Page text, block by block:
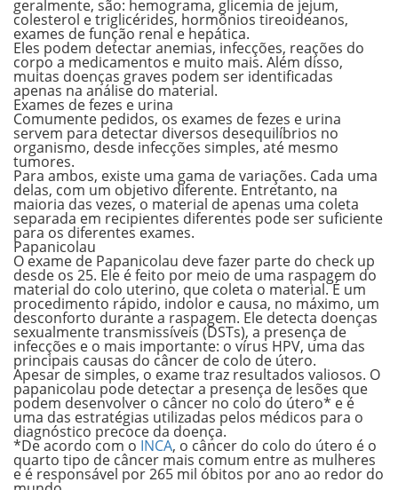
geralmente, são: hemograma, glicemia de jejum,
colesterol e triglicérides, hormônios tireoideanos,
exames de função renal e hepática.
Eles podem detectar anemias, infecções, reações do
corpo a medicamentos e muito mais. Além disso,
muitas doenças graves podem ser identificadas
apenas na análise do material.
Exames de fezes e urina
Comumente pedidos, os exames de fezes e urina
servem para detectar diversos desequilíbrios no
organismo, desde infecções simples, até mesmo
tumores.
Para ambos, existe uma gama de variações. Cada uma
delas, com um objetivo diferente. Entretanto, na
maioria das vezes, o material de apenas uma coleta
separada em recipientes diferentes pode ser suficiente
para os diferentes exames.
Papanicolau
O exame de Papanicolau deve fazer parte do check up
desde os 25. Ele é feito por meio de uma raspagem do
material do colo uterino, que coleta o material. É um
procedimento rápido, indolor e causa, no máximo, um
desconforto durante a raspagem. Ele detecta doenças
sexualmente transmissíveis (DSTs), a presença de
infecções e o mais importante: o vírus HPV, uma das
principais causas do câncer de colo de útero.
Apesar de simples, o exame traz resultados valiosos. O
papanicolau pode detectar a presença de lesões que
podem desenvolver o câncer no colo do útero* e é
uma das estratégias utilizadas pelos médicos para o
diagnóstico precoce da doença.
*De acordo com o INCA, o câncer do colo do útero é o
quarto tipo de câncer mais comum entre as mulheres
e é responsável por 265 mil óbitos por ano ao redor do